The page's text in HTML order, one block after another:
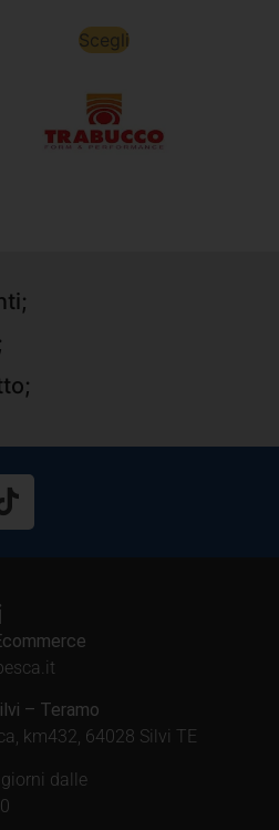
Scegli
– Teramo
km432, 64028 Silvi TE
dalle